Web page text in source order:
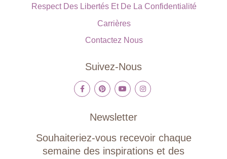
Respect Des Libertés Et De La Confidentialité
Carrières
Contactez Nous
Suivez-Nous
Newsletter
Souhaiteriez-vous recevoir chaque
semaine des inspirations et des